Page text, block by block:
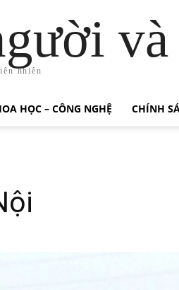
nhiên
HỌC – CÔNG NGHỆ CHÍNH